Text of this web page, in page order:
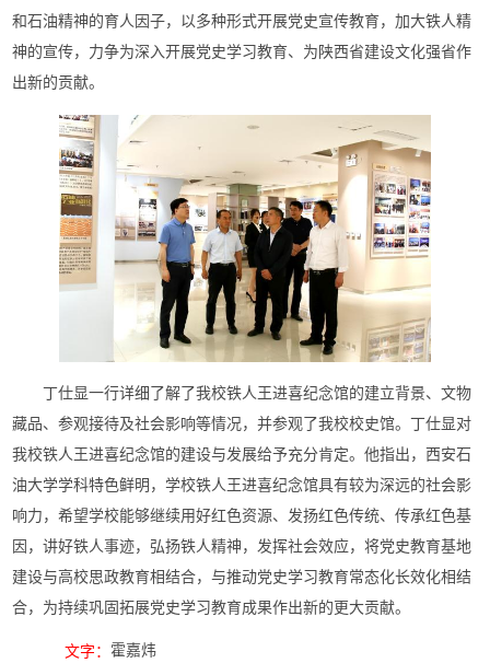
和石油精神的育人因子，以多种形式开展党史宣传教育，加大铁人精
神的宣传，力争为深入开展党史学习教育、为陕西省建设文化强省作
出新的贡献。
丁仕显一行详细了解了我校铁人王进喜纪念馆的建立背景、文物
藏品、参观接待及社会影响等情况，并参观了我校校史馆。丁仕显对
我校铁人王进喜纪念馆的建设与发展给予充分肯定。他指出，西安石
油大学学科特色鲜明，学校铁人王进喜纪念馆具有较为深远的社会影
响力，希望学校能够继续用好红色资源、发扬红色传统、传承红色基
因，讲好铁人事迹，弘扬铁人精神，发挥社会效应，将党史教育基地
建设与高校思政教育相结合，与推动党史学习教育常态化长效化相结
合，为持续巩固拓展党史学习教育成果作出新的更大贡献。
文字： 霍嘉炜